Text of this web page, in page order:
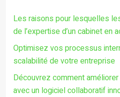
Les raisons pour lesquelles
de l’expertise d’un cabinet en
Optimisez vos processus
scalabilité de votre entreprise
Découvrez comment
avec un logiciel collaboratif